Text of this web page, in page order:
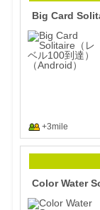
Big Card
+3mile